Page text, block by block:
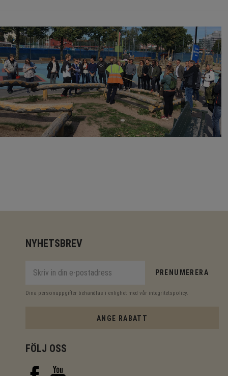
NYHETSBREV
PRENUMERERA
Dina personuppgifter behandlas i enlighet med vår integritetspolicy.
ANGE RABATT
FÖLJ OSS